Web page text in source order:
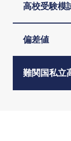
高校受験模
偏差値
難関国私立